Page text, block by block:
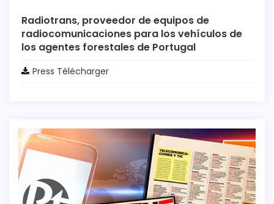
Radiotrans, proveedor de equipos de
radiocomunicaciones para los vehículos de
los agentes forestales de Portugal
Press Télécharger